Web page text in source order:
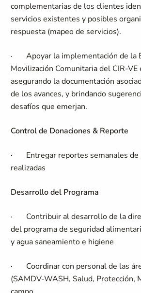
complementarias de los clientes
servicios existentes y posibles
respuesta (mapeo de servicios).
·Apoyar la implementación de la
Movilización Comunitaria del CIR-VE
asegurando la documentación
de los avances, y brindando
desafíos que emerjan.
Control de Donaciones & Reporte
· Entregar reportes semanales de
realizadas
Desarrollo del Programa
· Contribuir al desarrollo de la
del programa de seguridad
y agua saneamiento e higiene
· Coordinar con personal de las
(SAMDV-WASH, Salud, Protección,